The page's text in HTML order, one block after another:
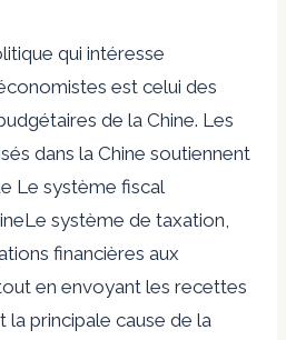
qui intéresse
est celui des
de la Chine. Les
dans la Chine soutiennent
Le système fiscal
Le système de taxation,
financières aux
en envoyant les recettes
la principale cause de la